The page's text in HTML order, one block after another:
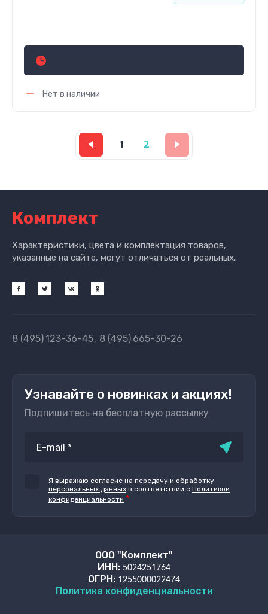
Нет в наличии
1 2
Комплект
Характеристики, цвета и комплектация товаров,
указанные на сайте, могут отличаться от реальных.
8 (495)123-36-45 8 (495) 665-30-26
Узнавайте о новинках и акциях!
Подпишитесь на бесплатную рассылку
Я выражаю согласие на передачу и обработку
персональных данных в соответствии с Политикой
конфиденциальности *
ООО "Комплект"
ИНН: 5024251764
ОГРН: 1255000022474
Политика конфиденциальности